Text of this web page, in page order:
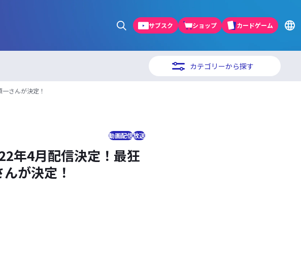
サブスク ショップ カードゲーム
カテゴリーから探す
さんが決定！
動画配信放送
年4月配信決定！最狂
が決定！